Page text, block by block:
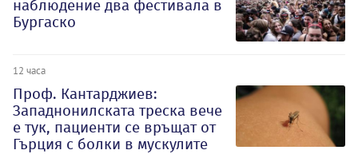
наблюдение два фестивала в
Бургаско
12 часа
Проф. Кантарджиев:
Западнонилската треска вече
е тук, пациенти се връщат от
Гърция с болки в мускулите